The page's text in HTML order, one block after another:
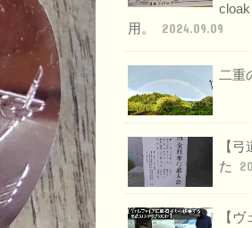
用。
2024.09.09
二重
【
た
【